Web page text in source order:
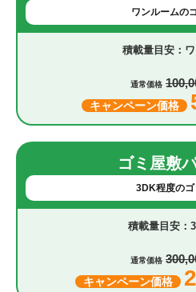
ワンルームの
通常価格
キャンペーン価格
ゴミ屋敷
3DK程度のゴ
通常価格
キャンペーン価格